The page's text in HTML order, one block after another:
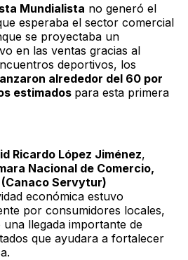
Mundialista no generó el
esperaba el sector comercial
se proyectaba un
en las ventas gracias al
deportivos, los
alrededor del 60 por
estimados para esta primera
Ricardo López Jiménez,
Nacional de Comercio,
Servytur)
económica estuvo
por consumidores locales,
llegada importante de
que ayudara a fortalecer